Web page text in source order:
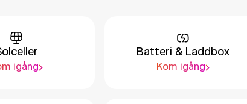
igång
Batteri & Laddbox
Kom igång